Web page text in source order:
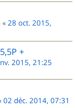
« 28 oct. 2015,
+
2015, 21:25
02 déc. 2014, 07:31